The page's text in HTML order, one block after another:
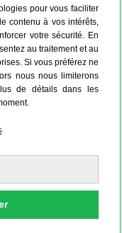
pour vous faciliter
contenu à vos intérêts,
votre sécurité. En
au traitement et au
Si vous préférez ne
nous nous limiterons
de détails dans les